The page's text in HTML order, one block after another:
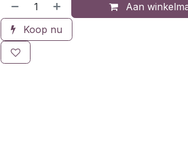
Aan
Koop nu